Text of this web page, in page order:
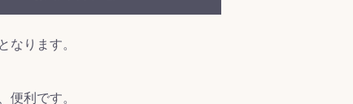
なります。
便利です。